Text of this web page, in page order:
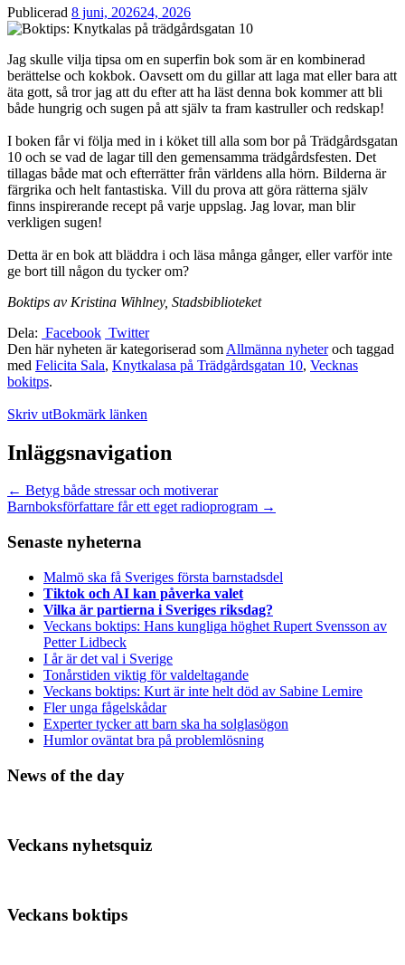
Publicerad 8 juni, 202624, 2026
Jag skulle vilja tipsa om en superfin bok som är en kombinerad
berättelse och kokbok. Oavsett om du gillar att laga mat eller bara att
äta gott, så tror jag att du efter att ha läst denna bok kommer att bli
både hungrig och sugen på att själv ta fram kastruller och redskap!
I boken får vi följa med in i köket till alla som bor på Trädgårdsgatan
10 och se vad de lagar till den gemensamma trädgårdsfesten. Det
tillagas både mat och efterrätter från världens alla hörn. Bilderna är
färgrika och helt fantastiska. Vill du prova att göra rätterna själv
finns inspirerande recept på varje uppslag. Jag lovar, man blir
verkligen sugen!
Detta är en bok att bläddra i och läsa många gånger, eller varför inte
ge bort till någon du tycker om?
Boktips av Kristina Wihlney, Stadsbiblioteket
Dela: Facebook Twitter
Den här nyheten är kategoriserad som Allmänna nyheteroch taggad
med Felicita Sala, Knytkalasa på Trädgårdsgatan 10, Vecknas
bokitps.
Skriv utBokmärk länken
Inläggsnavigation
← Betyg både stressar och motiverar
Barnboksförfattare får ett eget radioprogram →
Senaste nyheterna
Malmö ska få Sveriges första barnstadsdel
Tiktok och AI kan påverka valet
Vilka är partierna i Sveriges riksdag?
Veckans boktips: Hans kungliga höghet Rupert Svensson av
Petter Lidbeck
I år är det val i Sverige
Tonårstiden viktig för valdeltagande
Veckans boktips: Kurt är inte helt död av Sabine Lemire
Fler unga fågelskådar
Experter tycker att barn ska ha solglasögon
Humlor oväntat bra på problemlösning
News of the day
Veckans nyhetsquiz
Veckans boktips